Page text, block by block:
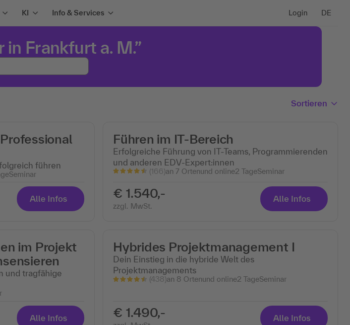
KI Info & Services Login DE
in Frankfurt a. M.”
Sortieren
führen
Seminar
Alle Infos
Führen im IT-Bereich
Erfolgreiche Führung von IT-Teams, Programmierenden
und anderen EDV-Expert:innen
(166)an 7 Ortenund online2 TageSeminar
€ 1.540,-
zzgl. MwSt.
Alle Infos
im Projekt
und tragfähige
Alle Infos
Hybrides Projektmanagement I
Dein Einstieg in die hybride Welt des
Projektmanagements
(438)an 8 Ortenund online2 TageSeminar
€ 1.490,- Alle Infos